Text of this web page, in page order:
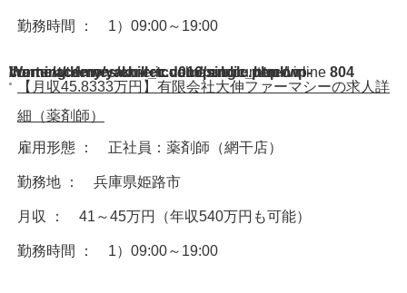
勤務時間 ： 1）09:00～19:00
Warning: A non-numeric value encountered in
/home/acdmy/yaku-rec.com/public_html/wp-content/themes/chill_tcd016/single.phpon line 804
【月収45.8333万円】有限会社大伸ファーマシーの求人詳
細（薬剤師）
雇用形態 ： 正社員：薬剤師（網干店）
勤務地 ： 兵庫県姫路市
月収 ： 41～45万円（年収540万円も可能）
勤務時間 ： 1）09:00～19:00